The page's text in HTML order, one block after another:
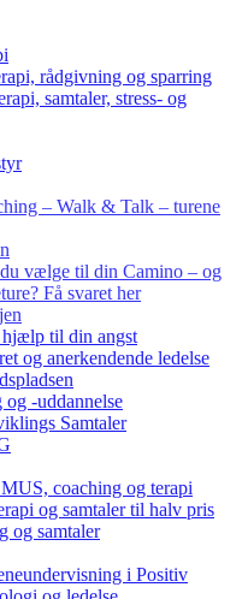
rådgivning og sparring
samtaler, stress- og
– Walk & Talk – turene
vælge til din Camino – og
Få svaret her
hjælp til din angst
og anerkendende ledelse
-uddannelse
Samtaler
coaching og terapi
og samtaler til halv pris
og samtaler
i Positiv